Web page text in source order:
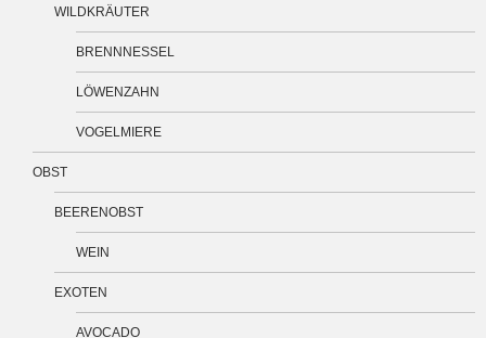
WILDKRÄUTER
BRENNNESSEL
LÖWENZAHN
VOGELMIERE
OBST
BEERENOBST
WEIN
EXOTEN
AVOCADO